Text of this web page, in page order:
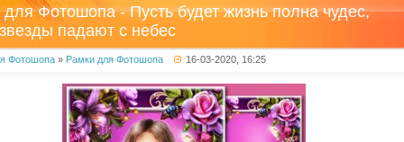
Фотошопа - Пусть будет жизнь полна чудес,
падают с небес
Фотошопа » Рамки для Фотошопа 16-03-2020, 16:25